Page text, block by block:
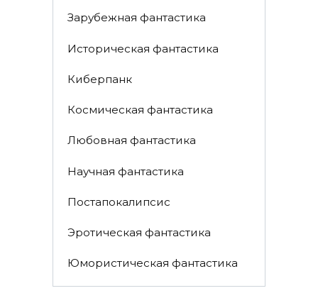
Зарубежная фантастика
Историческая фантастика
Киберпанк
Космическая фантастика
Любовная фантастика
Научная фантастика
Постапокалипсис
Эротическая фантастика
Юмористическая фантастика